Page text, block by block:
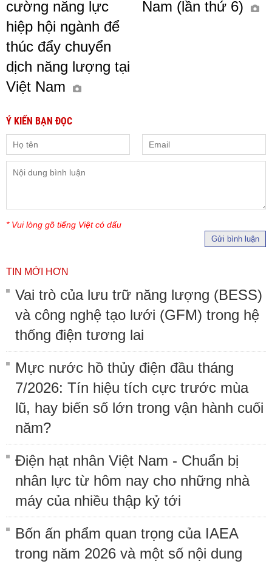
cường năng lực
hiệp hội ngành để
thúc đẩy chuyển
dịch năng lượng tại
Việt Nam
Nam (lần thứ 6)
Ý KIẾN BẠN ĐỌC
* Vui lòng gõ tiếng Việt có dấu
Gửi bình luận
TIN MỚI HƠN
Vai trò của lưu trữ năng lượng (BESS)
và công nghệ tạo lưới (GFM) trong hệ
thống điện tương lai
Mực nước hồ thủy điện đầu tháng
7/2026: Tín hiệu tích cực trước mùa
lũ, hay biến số lớn trong vận hành cuối
năm?
Điện hạt nhân Việt Nam - Chuẩn bị
nhân lực từ hôm nay cho những nhà
máy của nhiều thập kỷ tới
Bốn ấn phẩm quan trọng của IAEA
trong năm 2026 và một số nội dung